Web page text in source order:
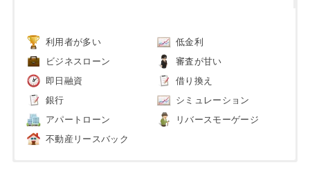
利用者が多い 低金利
ビジネスローン 審査が甘い
即日融資 借り換え
銀行 シミュレーション
アパートローン リバースモーゲージ
不動産リースバック